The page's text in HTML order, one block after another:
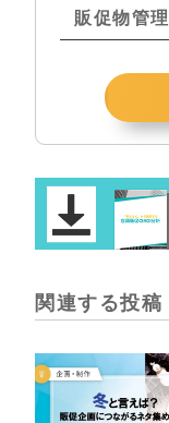
販促物管
関連する投稿